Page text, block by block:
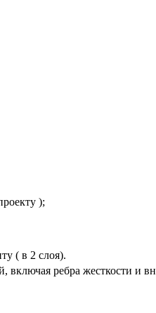
);
( в 2 слоя).
ребра жесткости и